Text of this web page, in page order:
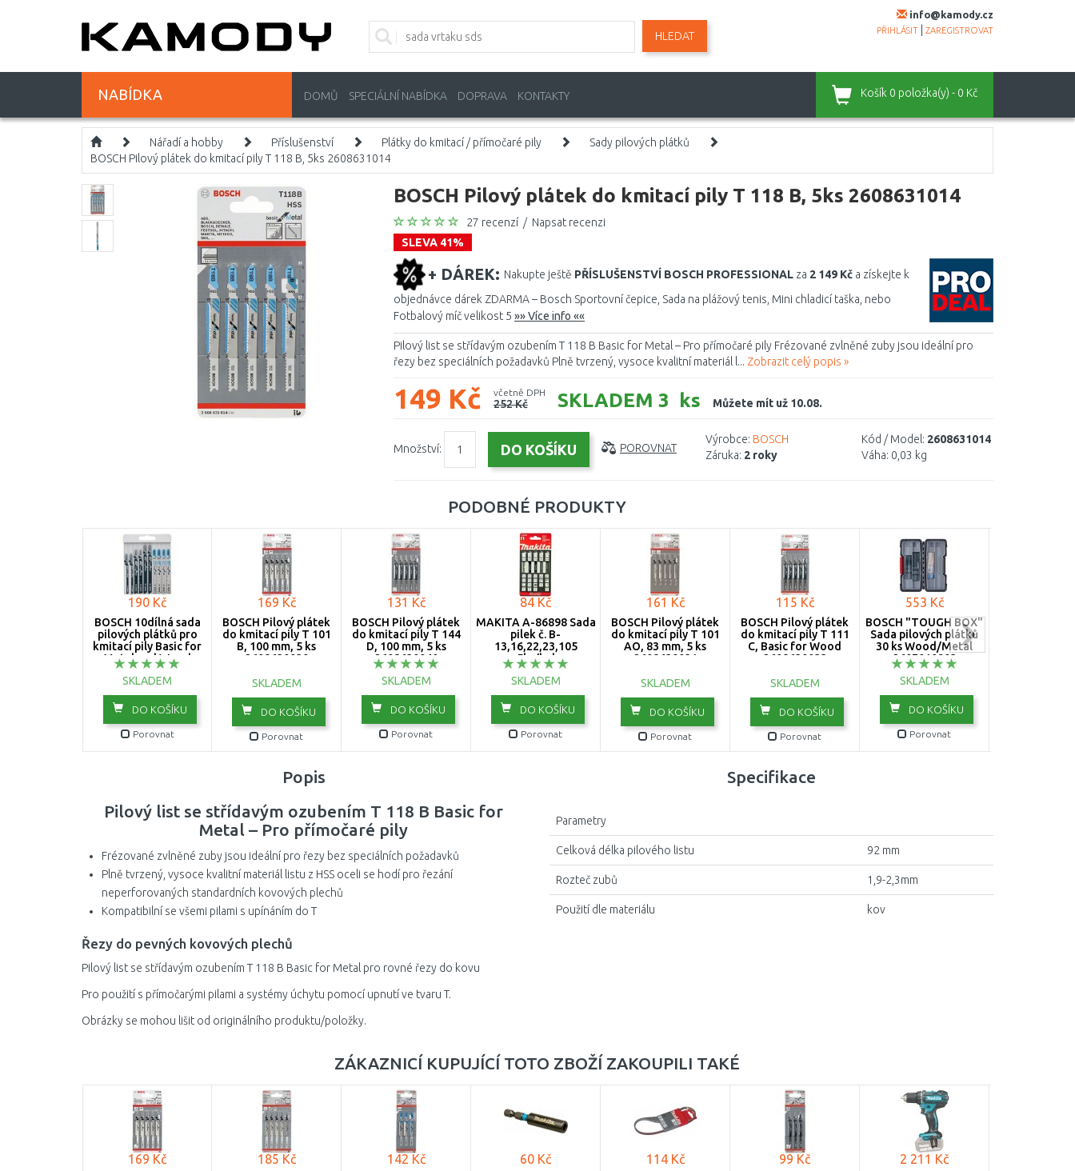
info@kamody.cz
PŘIHLÁSIT ZAREGISTROVAT
HLEDAT
NABÍDKA DOMŮ SPECIÁLNÍ NABÍDKA DOPRAVA KONTAKTY Košík 0 položka(y) - 0 Kč
Nářadí a hobby Příslušenství Plátky do kmitací / přímočaré pily
Sady pilových plátků
BOSCH Pilový plátek do kmitací pily T 118 B, 5ks 2608631014
BOSCH Pilový plátek do kmitací pily T 118 B, 5ks 2608631014
27 recenzí / Napsat recenzi
SLEVA 41%
+ DÁREK: Nakupte ještě PŘÍSLUŠENSTVÍ BOSCH PROFESSIONAL za 2 149 Kč a získejte k
objednávce dárek ZDARMA – Bosch Sportovní čepice, Sada na plážový tenis, Mini chladicí taška, nebo
Fotbalový míč velikost 5 »» Více info ««
Pilový list se střídavým ozubením T 118 B Basic for Metal – Pro přímočaré pily Frézované zvlněné zuby jsou ideální pro
řezy bez speciálních požadavků Plně tvrzený, vysoce kvalitní materiál l... Zobrazit celý popis »
149 Kč včetně DPH
252 Kč SKLADEM 3 ks Můžete mít už 10.08.
Množství: POROVNAT
Výrobce: BOSCH
Záruka: 2 roky
Kód / Model: 2608631014
Váha: 0,03 kg
PODOBNÉ PRODUKTY
190 Kč
BOSCH 10dílná sada
pilových plátků pro
kmitací pily Basic for
Metal and Wood
2607010630
SKLADEM
DO KOŠÍKU
Porovnat
169 Kč
BOSCH Pilový plátek
do kmitací pily T 101
B, 100 mm, 5 ks
2608630030
SKLADEM
DO KOŠÍKU
Porovnat
131 Kč
BOSCH Pilový plátek
do kmitací pily T 144
D, 100 mm, 5 ks
2608630040
SKLADEM
DO KOŠÍKU
Porovnat
84 Kč
MAKITA A-86898 Sada
pilek č. B-
13,16,22,23,105
5ks/bal
SKLADEM
DO KOŠÍKU
Porovnat
161 Kč
BOSCH Pilový plátek
do kmitací pily T 101
AO, 83 mm, 5 ks
2608630031
SKLADEM
DO KOŠÍKU
Porovnat
115 Kč
BOSCH Pilový plátek
do kmitací pily T 111
C, Basic for Wood
2608630033
SKLADEM
DO KOŠÍKU
Porovnat
553 Kč
BOSCH "TOUGH BOX"
Sada pilových plátků
30 ks Wood/Metal
2607010903
SKLADEM
DO KOŠÍKU
Porovnat
Popis
Pilový list se střídavým ozubením T 118 B Basic for
Metal – Pro přímočaré pily
Frézované zvlněné zuby jsou ideální pro řezy bez speciálních požadavků
Plně tvrzený, vysoce kvalitní materiál listu z HSS oceli se hodí pro řezání
neperforovaných standardních kovových plechů
Kompatibilní se všemi pilami s upínáním do T
Řezy do pevných kovových plechů
Pilový list se střídavým ozubením T 118 B Basic for Metal pro rovné řezy do kovu
Pro použití s přímočarými pilami a systémy úchytu pomocí upnutí ve tvaru T.
Obrázky se mohou lišit od originálního produktu/položky.
Specifikace
Parametry
Celková délka pilového listu 92 mm
Rozteč zubů 1,9-2,3mm
Použití dle materiálu kov
ZÁKAZNICÍ KUPUJÍCÍ TOTO ZBOŽÍ ZAKOUPILI TAKÉ
169 Kč 185 Kč 142 Kč 60 Kč 114 Kč 99 Kč 2 211 Kč